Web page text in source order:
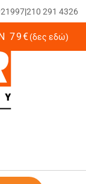
|210 291 4326
79€(δες εδώ)